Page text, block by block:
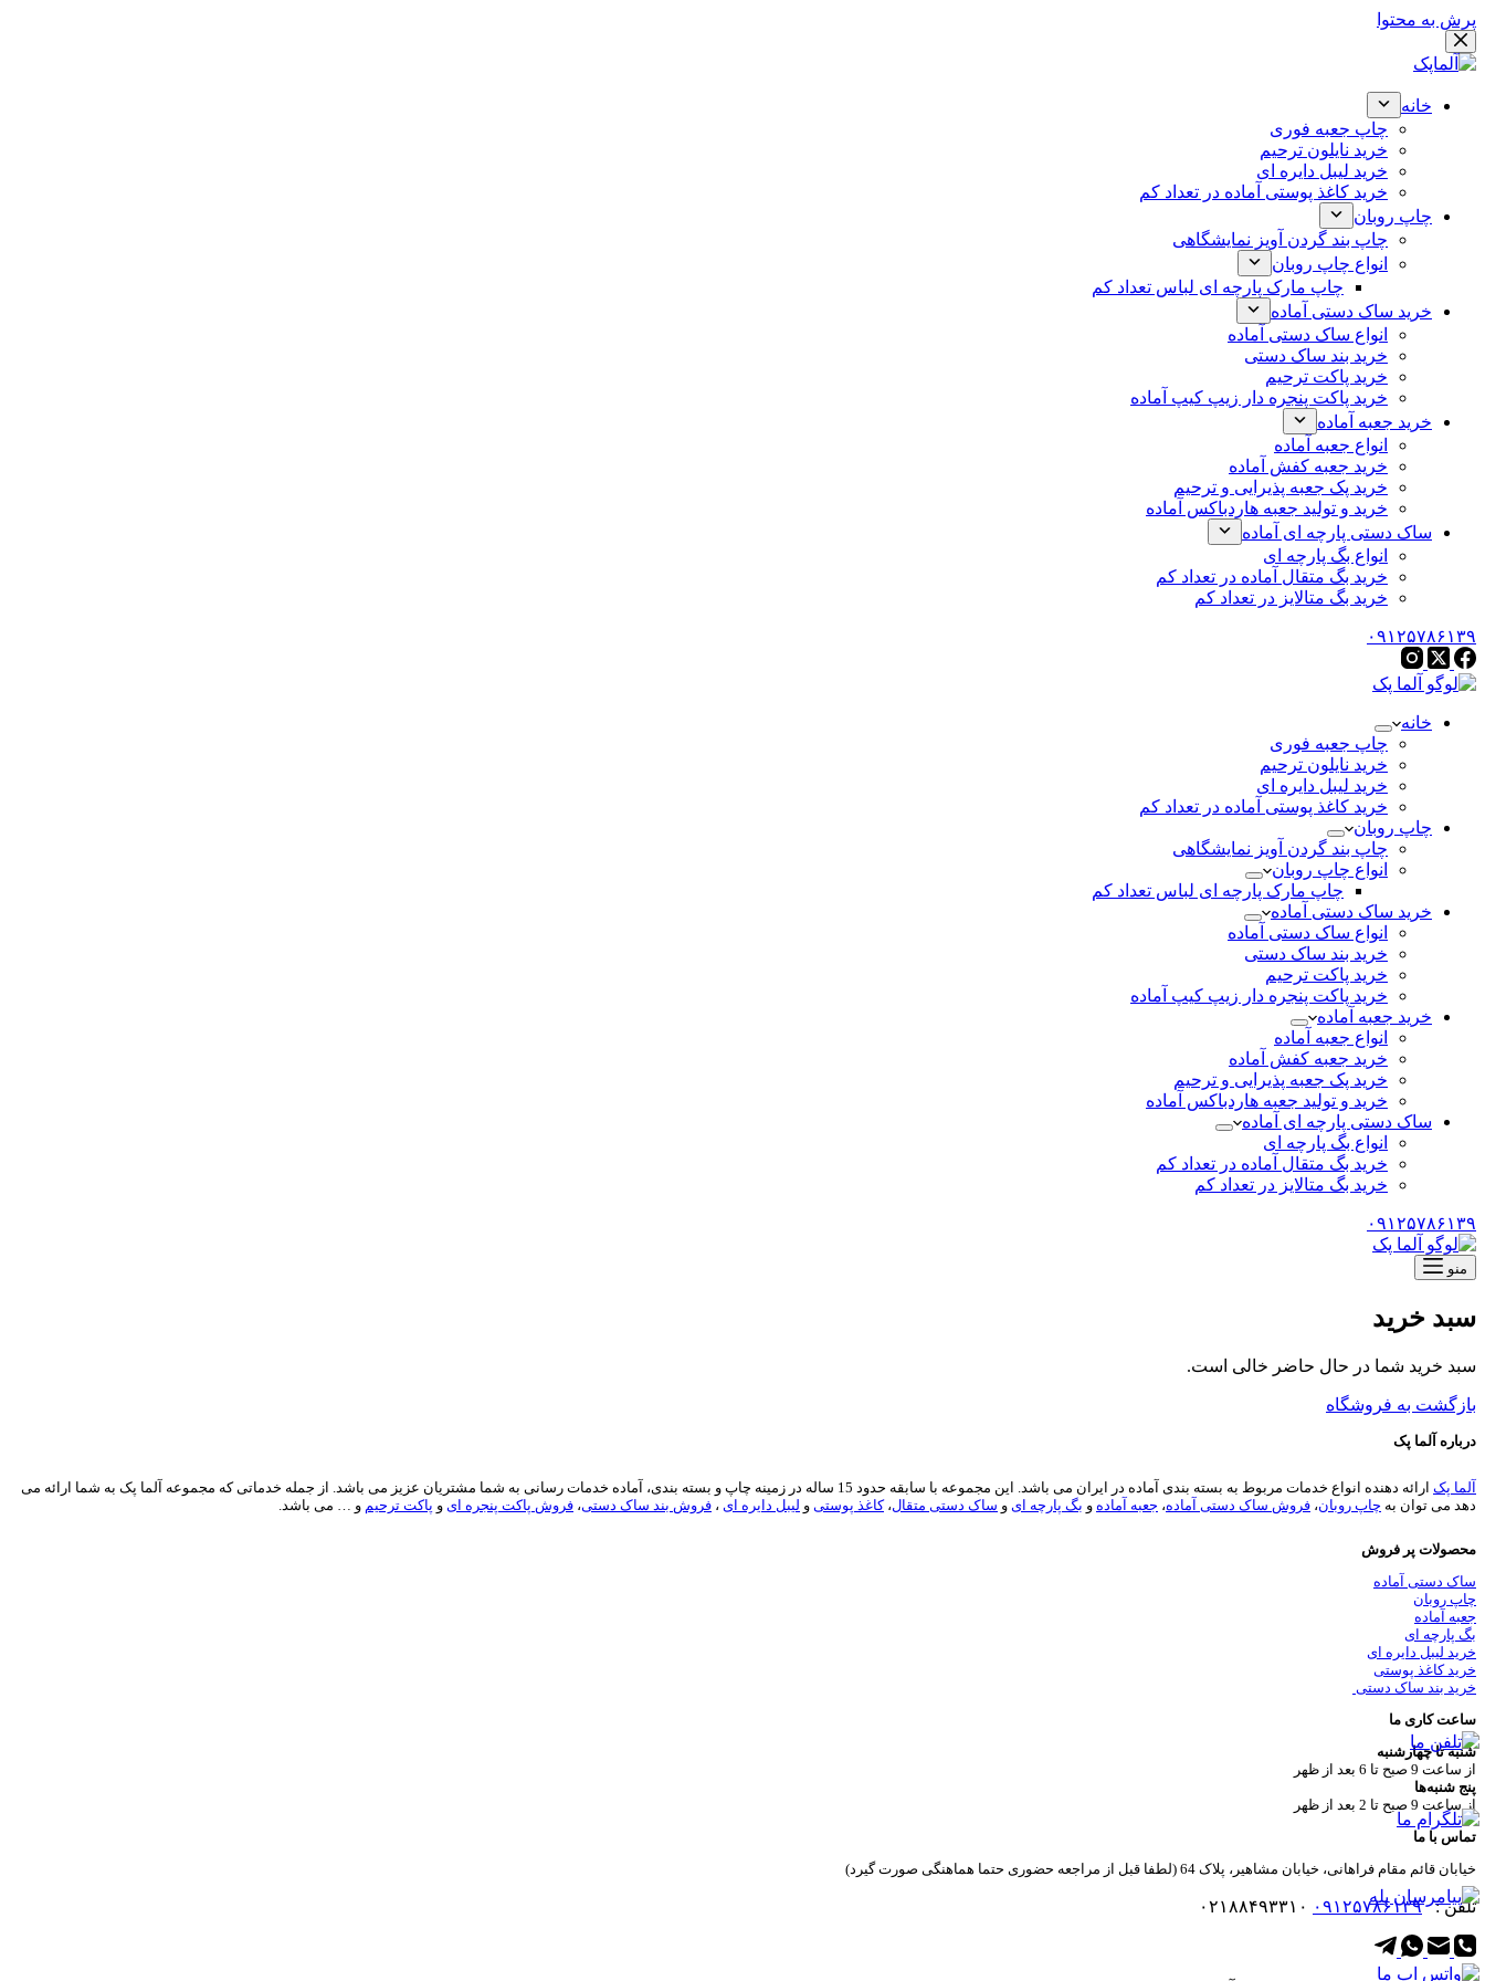
پرش به محتوا
خانه
چاپ جعبه فوری
خرید نایلون ترحیم
خرید لیبل دایره ای
خرید کاغذ پوستی آماده در تعداد کم
چاپ روبان
چاپ بند گردن آویز نمایشگاهی
انواع چاپ روبان
چاپ مارک پارچه ای لباس تعداد کم
خرید ساک دستی آماده
انواع ساک دستی آماده
خرید بند ساک دستی
خرید پاکت ترحیم
خرید پاکت پنجره دار زیپ کیپ آماده
خرید جعبه آماده
انواع جعبه آماده
خرید جعبه کفش آماده
خرید پک جعبه پذیرایی و ترحیم
خرید و تولید جعبه هاردباکس آماده
ساک دستی پارچه ای آماده
انواع بگ پارچه ای
خرید بگ متقال آماده در تعداد کم
خرید بگ متالایز در تعداد کم
۰۹۱۲۵۷۸۶۱۳۹
خانه
چاپ جعبه فوری
خرید نایلون ترحیم
خرید لیبل دایره ای
خرید کاغذ پوستی آماده در تعداد کم
چاپ روبان
چاپ بند گردن آویز نمایشگاهی
انواع چاپ روبان
چاپ مارک پارچه ای لباس تعداد کم
خرید ساک دستی آماده
انواع ساک دستی آماده
خرید بند ساک دستی
خرید پاکت ترحیم
خرید پاکت پنجره دار زیپ کیپ آماده
خرید جعبه آماده
انواع جعبه آماده
خرید جعبه کفش آماده
خرید پک جعبه پذیرایی و ترحیم
خرید و تولید جعبه هاردباکس آماده
ساک دستی پارچه ای آماده
انواع بگ پارچه ای
خرید بگ متقال آماده در تعداد کم
خرید بگ متالایز در تعداد کم
۰۹۱۲۵۷۸۶۱۳۹
منو
سبد خرید
سبد خرید شما در حال حاضر خالی است.
بازگشت به فروشگاه
درباره آلما پک
آلما پک
ارائه دهنده انواع خدمات مربوط به بسته بندی آماده در ایران می باشد. این مجموعه با سابقه حدود 15 ساله در زمینه چاپ و بسته بندی، آماده خدمات رسانی به شما مشتریان عزیز می باشد. از جمله خدماتی که مجموعه آلما پک به شما ارائه می
دهد می توان به چاپ روبان، فروش ساک دستی آماده، جعبه آماده و بگ پارچه ای و ساک دستی متقال،کاغذ پوستی و لیبل دایره ای ، فروش بند ساک دستی، فروش پاکت پنجره ای و پاکت ترحیم و … می باشد.
محصولات پر فروش
ساک دستی آماده
چاپ روبان
جعبه آماده
بگ پارچه ای
خرید لیبل دایره ای
خرید کاغذ پوستی
خرید بند ساک دستی
ساعت کاری ما
شنبه تا چهارشنبه
از ساعت 9 صبح تا 6 بعد از ظهر
پنج شنبه‌ها
از ساعت 9 صبح تا 2 بعد از ظهر
تماس با ما
خیابان قائم مقام فراهانی، خیابان مشاهیر، پلاک 64 (لطفا قبل از مراجعه حضوری حتما هماهنگی صورت گیرد)
تلفن :۰۹۱۲۵۷۸۶۱۳۹